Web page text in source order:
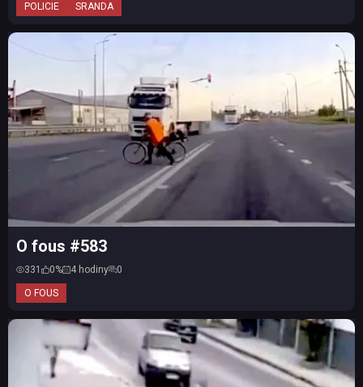
POLICIE SRANDA
O FOUS
O fous #583
331 0% 4 hodiny 0